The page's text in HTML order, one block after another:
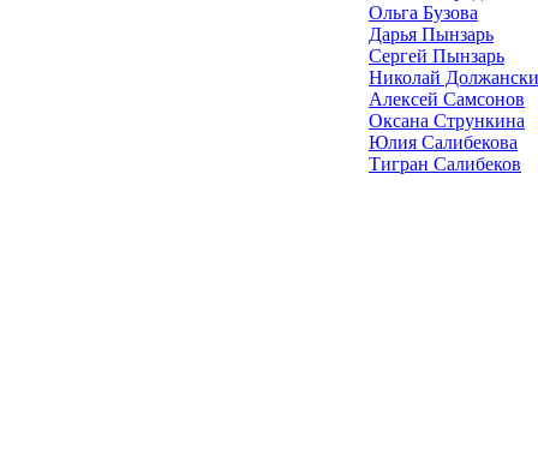
Ольга Бузова
Дарья Пынзарь
Сергей Пынзарь
Николай
Алексей Самсонов
Оксана Стрункина
Юлия Салибекова
Тигран Салибеков